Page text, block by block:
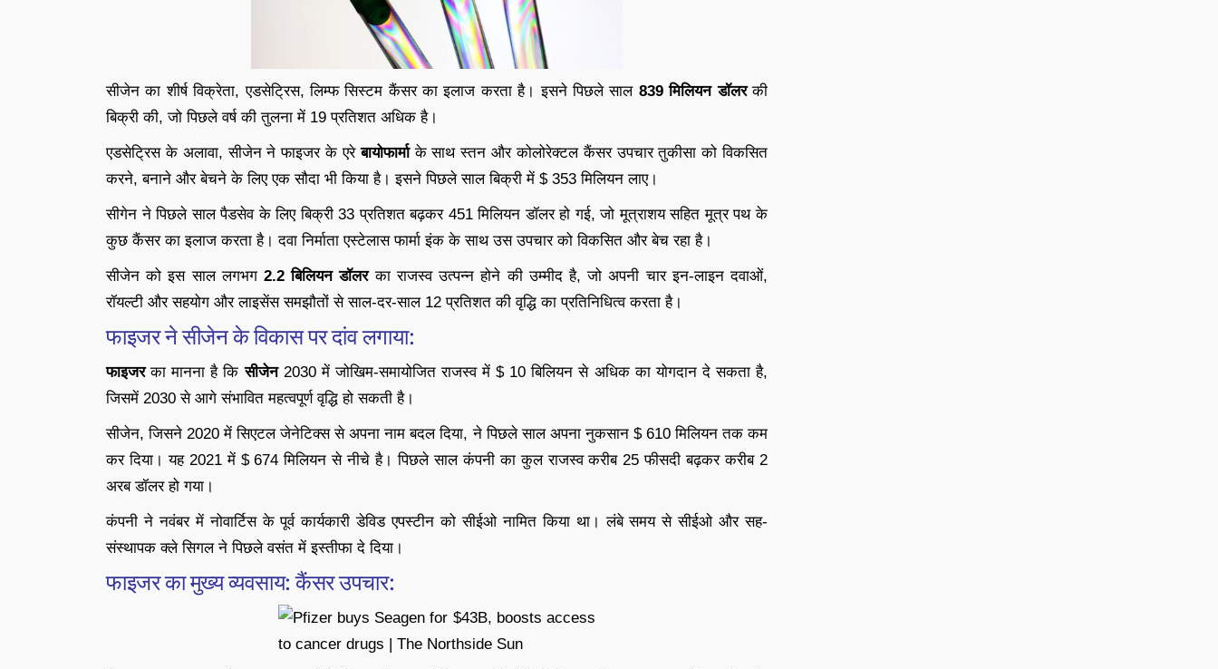
सीजेन का शीर्ष विक्रेता, एडसेट्रिस, लिम्फ सिस्टम कैंसर का इलाज करता है। इसने पिछले साल 839 मिलियन डॉलरकी
बिक्री की, जो पिछले वर्ष की तुलना में 19 प्रतिशत अधिक है।
एडसेट्रिस के अलावा, सीजेन ने फाइजर के एरेबायोफार्माके साथ स्तन और कोलोरेक्टल कैंसर उपचार तुकीसा को विकसित
करने, बनाने और बेचने के लिए एक सौदा भी किया है। इसने पिछले साल बिक्री में $ 353 मिलियन लाए।
सीगेन ने पिछले साल पैडसेव के लिए बिक्री 33 प्रतिशत बढ़कर 451 मिलियन डॉलर हो गई, जो मूत्राशय सहित मूत्र पथ के
कुछ कैंसर का इलाज करता है। दवा निर्माता एस्टेलास फार्मा इंक के साथ उस उपचार को विकसित और बेच रहा है।
सीजेन को इस साल लगभग2.2 बिलियन डॉलरका राजस्व उत्पन्न होने की उम्मीद है, जो अपनी चार इन-लाइन दवाओं,
रॉयल्टी और सहयोग और लाइसेंस समझौतों से साल-दर-साल 12 प्रतिशत की वृद्धि का प्रतिनिधित्व करता है।
फाइजर ने सीजेन के विकास पर दांव लगाया:
फाइजरका मानना है किसीजेन2030 में जोखिम-समायोजित राजस्व में $ 10 बिलियन से अधिक का योगदान दे सकता है,
जिसमें 2030 से आगे संभावित महत्वपूर्ण वृद्धि हो सकती है।
सीजेन, जिसने 2020 में सिएटल जेनेटिक्स से अपना नाम बदल दिया, ने पिछले साल अपना नुकसान $ 610 मिलियन तक कम
कर दिया। यह 2021 में $ 674 मिलियन से नीचे है। पिछले साल कंपनी का कुल राजस्व करीब 25 फीसदी बढ़कर करीब 2
अरब डॉलर हो गया।
कंपनी ने नवंबर में नोवार्टिस के पूर्व कार्यकारी डेविड एपस्टीन को सीईओ नामित किया था। लंबे समय से सीईओ और सह-
संस्थापक क्ले सिगल ने पिछले वसंत में इस्तीफा दे दिया।
फाइजर का मुख्य व्यवसाय: कैंसर उपचार: